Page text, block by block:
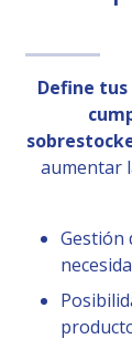
Define
aumentar
Gestión